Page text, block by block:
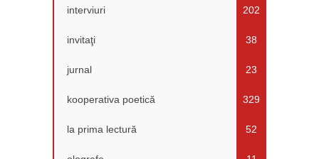
interviuri 202
invitaţi 38
jurnal 23
kooperativa poetică 329
la prima lectură 52